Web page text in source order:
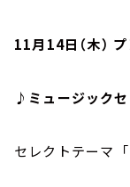
11月14日（木）
♪ミュージックセ
セレクトテーマ